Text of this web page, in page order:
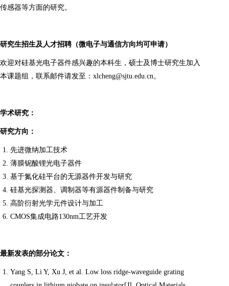
传感器等方面的研究。
研究生招生及人才招聘（微电子与通信方向均可申请）
欢迎对硅基光电子器件感兴趣的本科生，硕士及博士研究生加入
本课题组，联系邮件请发至： xlcheng@sjtu.edu.cn。
学术研究：
研究方向：
先进微纳加工技术
薄膜铌酸锂光电子器件
基于氮化硅平台的无源器件开发与研究
硅基光探测器、调制器等有源器件制备与研究
高阶衍射光学元件设计与加工
CMOS集成电路130nm工艺开发
最新发表的部分论文：
Yang S, Li Y, Xu J, et al. Low loss ridge-waveguide grating